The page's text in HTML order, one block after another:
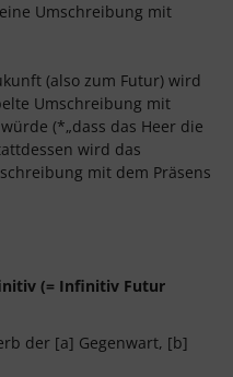
Umschreibung mit
(also zum Futur) wird
Umschreibung mit
(*„dass das Heer die
wird das
mit dem Präsens
(= Infinitiv Futur
der [a] Gegenwart, [b]